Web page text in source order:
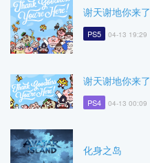
谢天谢地你来了
PS5 04-13 19:29
谢天谢地你来了
PS4 04-13 00:09
化身之岛